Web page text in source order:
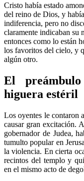
Cristo había estado
del reino de Dios, y
indiferencia, pero no
claramente indicaban su
entonces como lo están
los favoritos del cielo, y
algún otro.
El
higuera estéril
Los oyentes le contaron
causar gran excitación.
gobernador de Judea,
tumulto popular en
la violencia. En cierta
recintos del templo y
en el mismo acto de